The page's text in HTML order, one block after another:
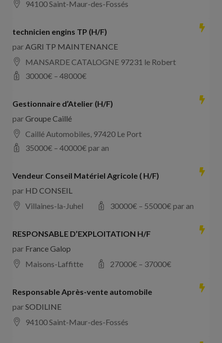
94100 Saint-Maur-des-Fossés
technicien engins TP (H/F)
parAGRI TP MAINTENANCE
MANSARDE CATALOGNE 97231 le Robert
30000€ – 48000€
Gestionnaire d’Atelier (H/F)
parGroupe Caillé
Caillé Automobiles, 97420 Le Port
35000€ – 40000€ par an
Vendeur Conseil Matériel Agricole ( H/F)
par HD CONSEIL
Villaines-la-Juhel
30000€ – 55000€ par an
RESPONSABLE D’EXPLOITATION H/F
par France Galop
Maisons-Laffitte
27000€ – 37000€
Responsable Après-vente automobile
parSODILINE
94100 Saint-Maur-des-Fossés